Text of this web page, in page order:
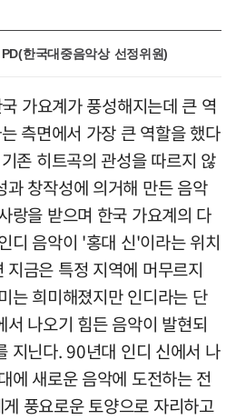
한국대중음악상 선정위원)
가요계가 풍성해지는데 큰 역
측면에서 가장 큰 역할을 했다
존 히트곡의 관성을 따르지 않
과 창작성에 의거해 만든 음악
랑을 받으며 한국 가요계의 다
디 음악이 '홍대 신'이라는 위치
금은 특정 지역에 머무르지
는 희미해졌지만 인디라는 단
나오기 힘든 음악이 발현되
지닌다. 90년대 인디 신에서 나
에 새로운 음악에 도전하는 전
풍요로운 토양으로 자리하고